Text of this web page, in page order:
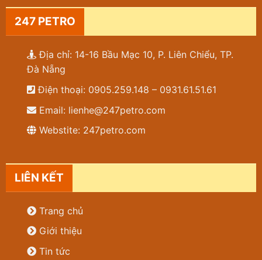
247 PETRO
Địa chỉ: 14-16 Bầu Mạc 10, P. Liên Chiểu, TP.
Đà Nẵng
Điện thoại: 0905.259.148 – 0931.61.51.61
Email: lienhe@247petro.com
Webstite: 247petro.com
LIÊN KẾT
Trang chủ
Giới thiệu
Tin tức